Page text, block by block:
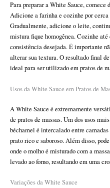
Para preparar a White Sauce, comece
Adicione a farinha e cozinhe por
Gradualmente, adicione o leite,
mistura fique homogênea. Cozinhe
consistência desejada. É importante
alterar sua textura. O resultado final
ideal para ser utilizado em pratos de
Usos da White Sauce em Pratos de
A White Sauce é extremamente
de pratos de massas. Um dos usos
béchamel é intercalado entre
prato rico e saboroso. Além disso,
onde o molho é misturado com a
levado ao forno, resultando em uma
Variações da White Sauce